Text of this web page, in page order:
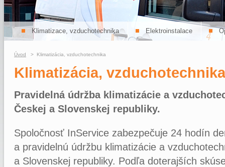
Klimatizace, vzduchotechnika Elektroinstalace
Úvod > Klimatizácia, vzduchotechnika
Klimatizácia, vzduchotechnika
Pravidelná údržba klimatizácie a
Českej a Slovenskej republiky.
Spoločnosť InService zabezpečuje 24 hodín
a pravidelnú údržbu klimatizácie a
a Slovenskej republiky. Podľa doterajších